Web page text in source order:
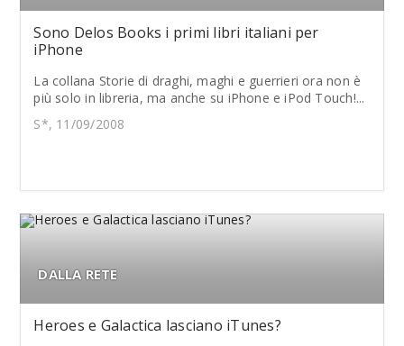
Sono Delos Books i primi libri italiani per
iPhone
La collana Storie di draghi, maghi e guerrieri ora non è
più solo in libreria, ma anche su iPhone e iPod Touch!...
S*, 11/09/2008
DALLA RETE
Heroes e Galactica lasciano iTunes?